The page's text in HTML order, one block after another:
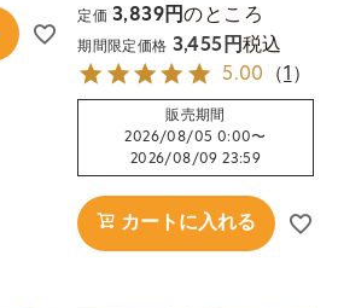
定価 3,839 のところ
期間限定価格 3,455 税込
5.00 （1 ）
販売期間
2026/08/05 0:00〜
2026/08/09 23:59
カートに入れる